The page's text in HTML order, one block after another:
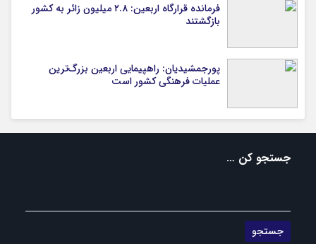
فرمانده قرارگاه اربعین: ۲.۸ میلیون زائر به کشور
بازگشتند
پورجمشیدیان: راهپیمایی اربعین بزرگ‌ترین
عملیات فرهنگی کشور است
جستجو کن …